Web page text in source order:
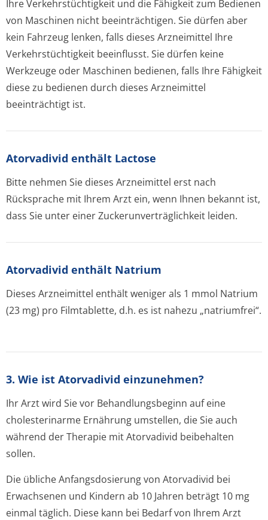
Ihre Verkehrstüchtigkeit und die Fähigkeit zum Bedienen
von Maschinen nicht beeinträchtigen. Sie dürfen aber
kein Fahrzeug lenken, falls dieses Arzneimittel Ihre
Verkehrstüchtigkeit beeinflusst. Sie dürfen keine
Werkzeuge oder Maschinen bedienen, falls Ihre Fähigkeit
diese zu bedienen durch dieses Arzneimittel
beeinträchtigt ist.
Atorvadivid enthält Lactose
Bitte nehmen Sie dieses Arzneimittel erst nach
Rücksprache mit Ihrem Arzt ein, wenn Ihnen bekannt ist,
dass Sie unter einer Zuckerunverträglichke­it leiden.
Atorvadivid enthält Natrium
Dieses Arzneimittel enthält weniger als 1 mmol Natrium
(23 mg) pro Filmtablette, d.h. es ist nahezu „natriumfrei“.
3. Wie ist Atorvadivid einzunehmen?
Ihr Arzt wird Sie vor Behandlungsbeginn auf eine
cholesterinarme Ernährung umstellen, die Sie auch
während der Therapie mit Atorvadivid beibehalten
sollen.
Die übliche Anfangsdosierung von Atorvadivid bei
Erwachsenen und Kindern ab 10 Jahren beträgt 10 mg
einmal täglich. Diese kann bei Bedarf von Ihrem Arzt